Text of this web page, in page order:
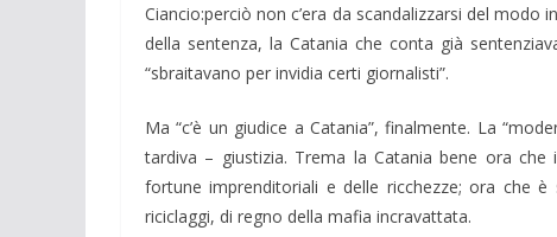
Ciancio:per­ciò non c’era da scanda­lizzarsi del
della sentenza, la Catania che con­ta già
“sbraitava­no per invidia certi giornalisti”.
Ma “c’è un giudice a Catania”, finalmente. La
tardiva – giustizia. Trema la Catania bene ora
fortune imprenditoriali e delle ricchezze; ora che
riciclaggi, di regno della mafia incravattata.